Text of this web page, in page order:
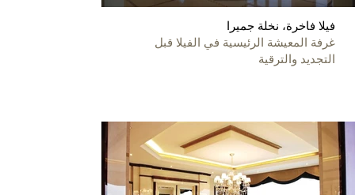
فيلا فاخرة، نخلة جميرا
غرفة المعيشة الرئيسية في الفيلا قبل
التجديد والترقية